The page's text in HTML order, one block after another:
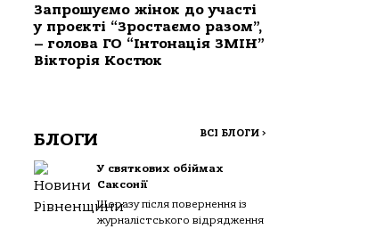
Запрошуємо жінок до участі
у проєкті “Зростаємо разом”,
– голова ГО “Інтонація ЗМІН”
Вікторія Костюк
БЛОГИ ВСІ БЛОГИ >
У святкових обіймах
Саксонії
Щоразу після повернення із
журналістського відрядження